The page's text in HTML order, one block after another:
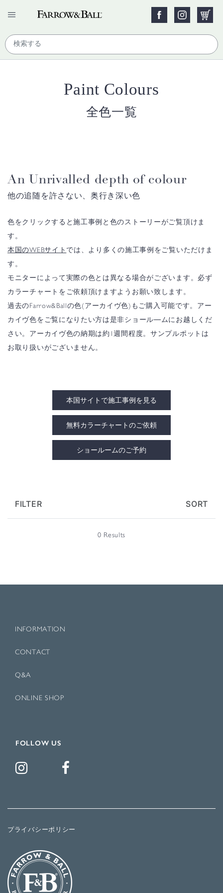
Paint Colours
全色一覧
An Unrivalled depth of colour
他の追随を許さない、奥行き深い色
色をクリックすると施工事例と色のストーリーがご覧頂けま
す。
本国のWEBサイト では、より多くの施工事例をご覧いただけま
す。
モニターによって実際の色とは異なる場合がございます。必ず
カラーチャートをご依頼頂けますようお願い致します。
過去のFarrow&Ballの色(アーカイヴ色)もご購入可能です。アー
カイヴ色をご覧になりたい方は是非ショール―ムにお越しくだ
さい。アーカイヴ色の納期は約1週間程度。サンプルポットは
お取り扱いがございません。
本国サイトで施工事例を見る
無料カラーチャートのご依頼
ショールームのご予約
FILTER SORT
0 Results
INFORMATION
CONTACT
Q&A
ONLINE SHOP
FOLLOW US
プライバシーポリシー